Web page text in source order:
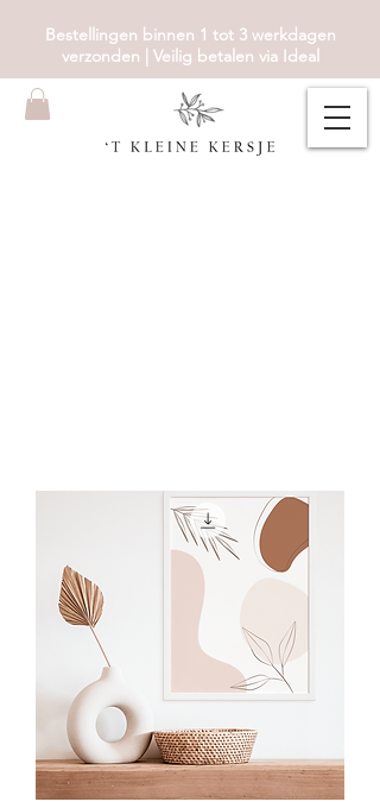
Bestellingen binnen 1 tot 3 werkdagen
verzonden | Veilig betalen via Ideal